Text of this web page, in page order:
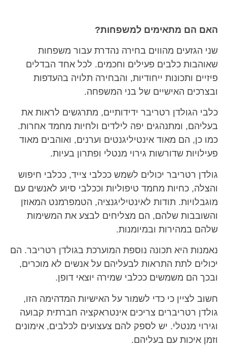
האם הם מתאימים למשפחות?
שני הגזעים מהווים בחירה נהדרת עבור משפחות
שאוהבות כלבים פעילים וחכמים. לכל אחד הבדלים
פיזיים ותכונות ייחודיות, והבחירה תלויה בהעדפות
ובצרכים האישיים של בני המשפחה.
כלבי הגולדן רטריבר ידידותיים, מתרגשים לראות את
בעליהם, ומתנהגים יפה לילדים ולחיות מחמד אחרות.
כמו כן, הם מאוד אינטיליגנטים וערנים, ואוהבים מאוד
פעילויות שדורשות גירוי מנטלי ופתרון בעיות.
גולדן רטריבר יכולים לשמש ככלבי צייד, ככלבי חיפוש
והצלה, כחיות מחמד טיפוליות וככלבי סיוע לאנשים עם
מוגבלויות. תודות לאינטיליגנציה, הטמפרמנט המאוזן
והשובבות שלהם, הם מצליחים לבצע את המשימות
שלהם במהירות ובמיומנות.
נאמנות היא תכונה נוספת המוערכת בגולדן רטריבר. הם
יכולים לתת התראות לבעליהם על אנשים לא מוכרים,
ובכך הם משמשים ככלבי שמירה יוצאי דופן.
חשוב לציין כי כדי לשמור על האישיות המדהימה הזו,
גולדן רטריברים צריכים אינטראקציה חברתית קבועה
וגירוי מנטלי. יש לספק להם צעצועים לכלבים, אימונים
וזמן איכות עם בעליהם.